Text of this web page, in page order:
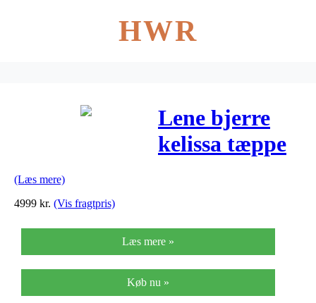
HWR
Lene bjerre
kelissa tæppe
cm)
(Læs mere)
4999 kr. (Vis fragtpris)
Læs mere »
Køb nu »